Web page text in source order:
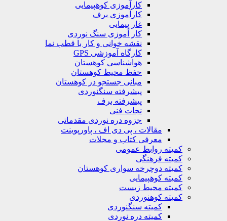
کارآموزی کوهپیمایی
کارآموزی برف
غار پیمایی
کار آموزی سنگ نوردی
نقشه خوانی و کار با قطب نما
کارگاه آموزشی GPS
هواشناسی کوهستان
حفظ محیط کوهستان
مبانی جستجو در کوهستان
پیشرفته سنگنوردی
پیشرفته برف
نجات فنی
جزوه دره نوردی مقدماتی
مقالات ، پی دی اف ، پاورپوینت
معرفی کتاب و مجلات
کمیته روابط عمومی
کمیته فرهنگی
کمیته دوچرخه سواری کوهستان
کمیته کوهپیمایی
کمیته محیط زیست
کمیته کوهنوردی
کمیته سنگنوردی
کمیته دره نوردی